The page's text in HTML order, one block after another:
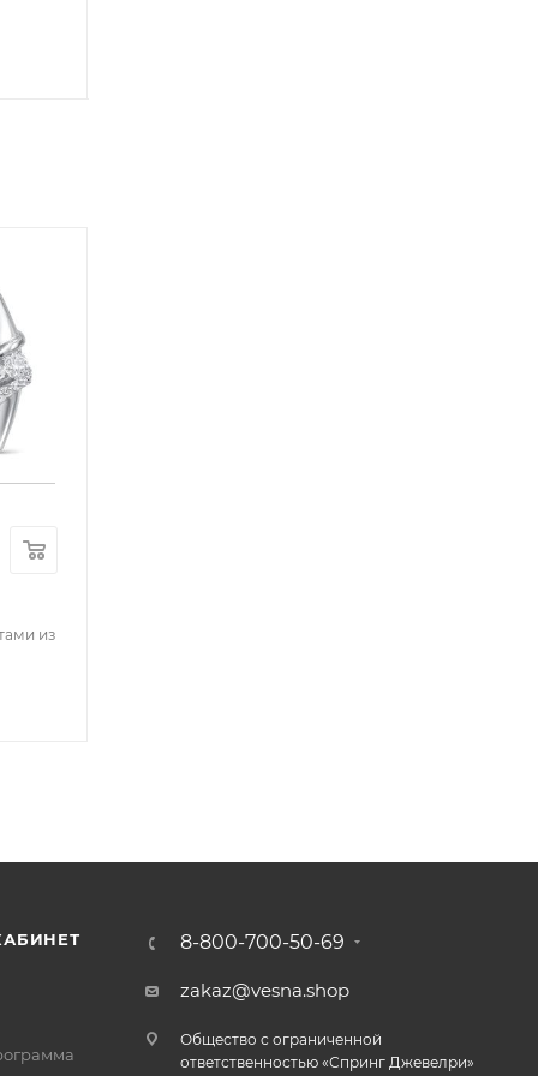
из
8-800-700-50-69
zakaz@vesna.shop
Общество с ограниченной
ответственностью «Спринг Джевелри»